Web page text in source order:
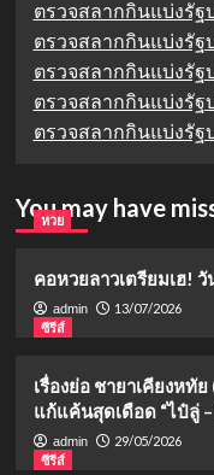
ตรวจสลากกินแบ่งรัฐ
ตรวจสลากกินแบ่งรัฐ
ตรวจสลากกินแบ่งรัฐ
ตรวจสลากกินแบ่งรัฐ
ตรวจสลากกินแบ่งรัฐ
You may have
หวย
คอหวยลาวเตรียมเฮ!
admin
13/07/2026
ซีรีส์
เรื่องย่อ ชายาเคียงหทั
แก้แค้นสุดเดือด “ไป๋ลู่ –
admin
29/05/2026
ซีรีส์